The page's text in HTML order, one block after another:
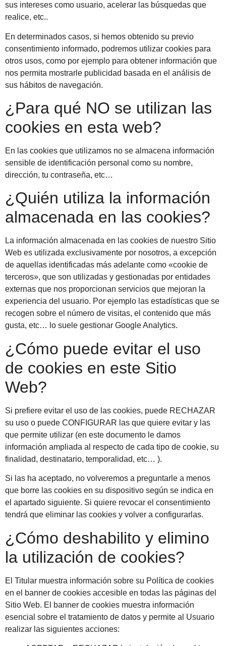
sus intereses como usuario, acelerar las búsquedas que
realice, etc..
En determinados casos, si hemos obtenido su previo
consentimiento informado, podremos utilizar cookies para
otros usos, como por ejemplo para obtener información que
nos permita mostrarle publicidad basada en el análisis de
sus hábitos de navegación.
¿Para qué NO se utilizan las
cookies en esta web?
En las cookies que utilizamos no se almacena información
sensible de identificación personal como su nombre,
dirección, tu contraseña, etc…
¿Quién utiliza la información
almacenada en las cookies?
La información almacenada en las cookies de nuestro Sitio
Web es utilizada exclusivamente por nosotros, a excepción
de aquellas identificadas más adelante como «cookie de
terceros», que son utilizadas y gestionadas por entidades
externas que nos proporcionan servicios que mejoran la
experiencia del usuario. Por ejemplo las estadísticas que se
recogen sobre el número de visitas, el contenido que más
gusta, etc… lo suele gestionar Google Analytics.
¿Cómo puede evitar el uso
de cookies en este Sitio
Web?
Si prefiere evitar el uso de las cookies, puede RECHAZAR
su uso o puede CONFIGURAR las que quiere evitar y las
que permite utilizar (en este documento le damos
información ampliada al respecto de cada tipo de cookie, su
finalidad, destinatario, temporalidad, etc… ).
Si las ha aceptado, no volveremos a preguntarle a menos
que borre las cookies en su dispositivo según se indica en
el apartado siguiente. Si quiere revocar el consentimiento
tendrá que eliminar las cookies y volver a configurarlas.
¿Cómo deshabilito y elimino
la utilización de cookies?
El Titular muestra información sobre su Política de cookies
en el banner de cookies accesible en todas las páginas del
Sitio Web. El banner de cookies muestra información
esencial sobre el tratamiento de datos y permite al Usuario
realizar las siguientes acciones: